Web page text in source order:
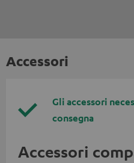
Accessori
Gli accessori
consegna
Accessori